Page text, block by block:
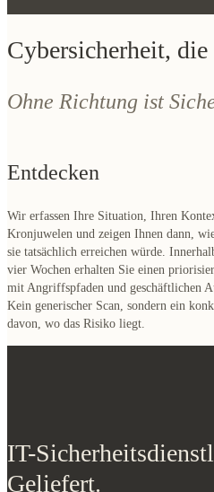
Cybersicherheit,
Ohne Richtung ist
Wir erfassen Ihre Situation, Ihren
Kronjuwelen und zeigen Ihnen dann,
sie tatsächlich erreichen würde.
vier Wochen erhalten Sie einen
mit Angriffspfaden und geschäftlichen
Kein generischer Scan, sondern ein
IT-